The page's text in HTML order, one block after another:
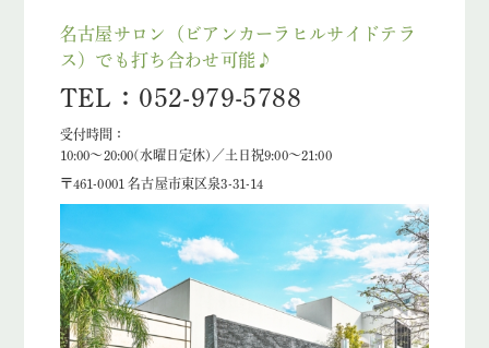
名古屋サロン（ビアンカーラヒルサイドテラ
ス）でも打ち合わせ可能♪
TEL：052-979-5788
受付時間：
10:00～20:00(水曜日定休)／土日祝9:00～21:00
〒461-0001 名古屋市東区泉3-31-14